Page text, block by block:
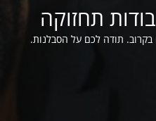
תחזוקה
תודה לכם על הסבלנות.